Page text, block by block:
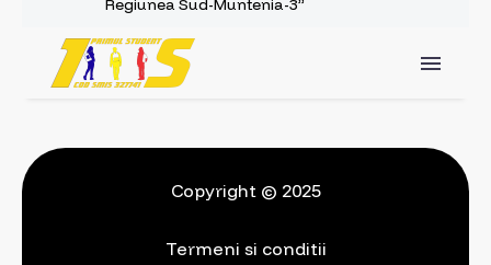
Regiunea Sud-Muntenia-3”
Copyright © 2025
Termeni si conditii